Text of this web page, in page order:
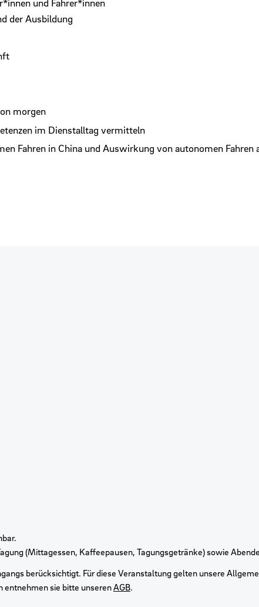
der Ausbildung
morgen
im Dienstalltag vermitteln
Fahren in China und Auswirkung von autonomen Fahren
(Mittagessen, Kaffeepausen, Tagungsgetränke) sowie
berücksichtigt. Für diese Veranstaltung gelten unsere
entnehmen sie bitte unserenAGB.